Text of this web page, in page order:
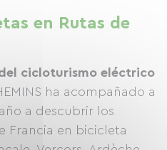
en Rutas de
del cicloturismo eléctrico
ha acompañado a
a descubrir los
Francia en bicicleta